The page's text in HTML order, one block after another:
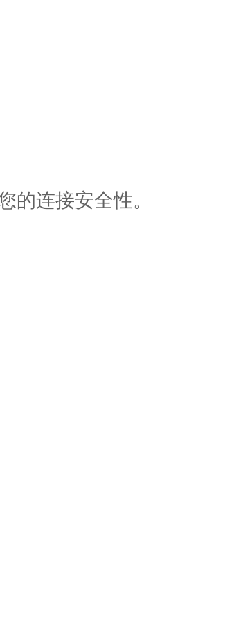
的连接安全性。